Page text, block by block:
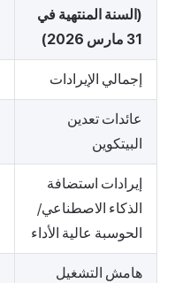
(السنة المنتهية في
31 مارس 2026)
إجمالي الإيرادات
عائدات تعدين
البيتكوين
إيرادات استضافة
الذكاء الاصطناعي/
الحوسبة عالية الأداء
هامش التشغيل